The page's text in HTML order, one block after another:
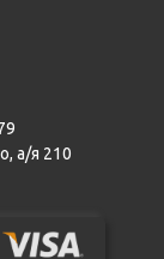
а/я 210